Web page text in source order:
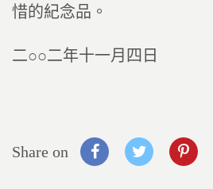
惜的紀念品。
二○○二年十一月四日
Share on